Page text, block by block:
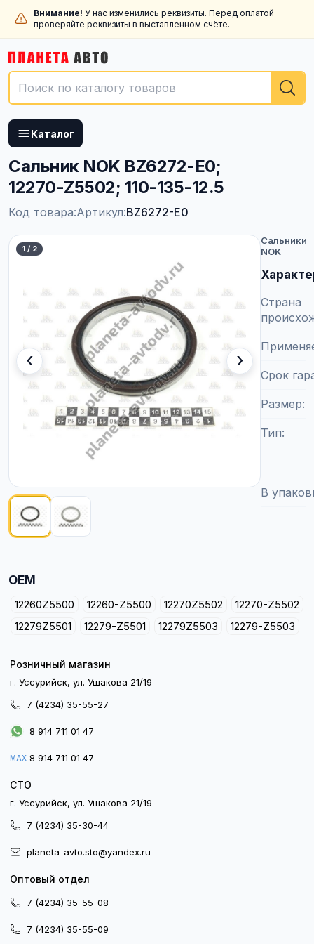
Внимание! У нас изменились реквизиты. Перед оплатой
проверяйте реквизиты в выставленном счёте.
Каталог
Сальник NOK BZ6272-E0;
12270-Z5502; 110-135-12.5
Код товара:Артикул:BZ6272-E0
1 / 2
‹ ›
Сальники
NOK
Страна
Срок
Размер
Тип
В
OEM
12260Z5500 12260-Z5500 12270Z5502
12270-Z5502
12279Z5501
12279-Z5501 12279Z5503 12279-Z5503
Розничный магазин
г. Уссурийск, ул. Ушакова 21/19
7 (4234) 35-55-27
8 914 711 01 47
MAX 8 914 711 01 47
СТО
г. Уссурийск, ул. Ушакова 21/19
7 (4234) 35-30-44
planeta-avto.sto@yandex.ru
Оптовый отдел
7 (4234) 35-55-08
7 (4234) 35-55-09